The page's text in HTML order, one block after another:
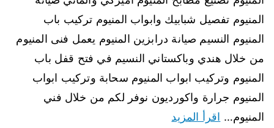
المنيوم تفصيل شبابيك وابواب المنيوم تركيب باب
المنيوم النسيم صيانة درابزين المنيوم يعمل فنى المنيوم
من خلال هندي وباكستاني النسيم في فتح قفل باب
المنيوم وتركيب ابواب المنيوم سحابة وتركيب ابواب
المنيوم جرارة واكورديون نوفر لكم من خلال فني
المنيوم… اقرأ المزيد